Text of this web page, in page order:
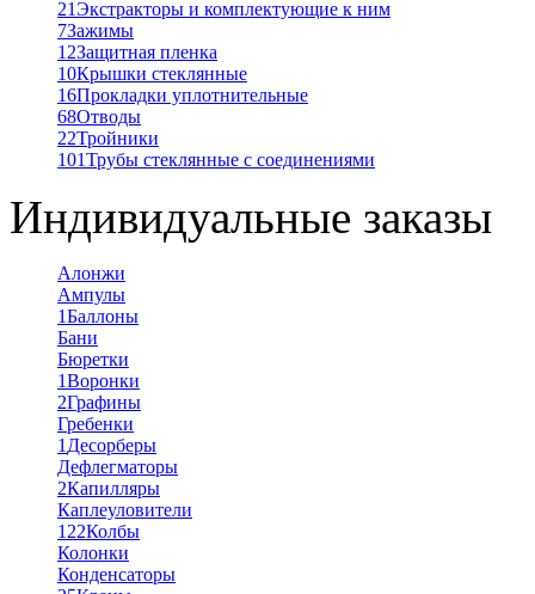
21Экстракторы и комплектующие к ним
7Зажимы
12Защитная пленка
10Крышки стеклянные
16Прокладки уплотнительные
68Отводы
22Тройники
101Трубы стеклянные с соединениями
Индивидуальные заказы
Алонжи
Ампулы
1Баллоны
Бани
Бюретки
1Воронки
2Графины
Гребенки
1 Десорберы
Дефлегматоры
2Капилляры
Каплеуловители
122Колбы
Колонки
Конденсаторы